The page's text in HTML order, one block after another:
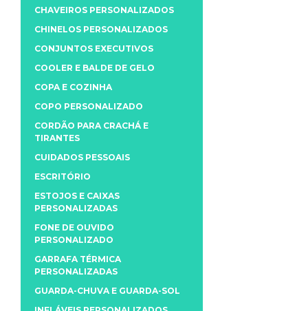
CHAVEIROS PERSONALIZADOS
CHINELOS PERSONALIZADOS
CONJUNTOS EXECUTIVOS
COOLER E BALDE DE GELO
COPA E COZINHA
COPO PERSONALIZADO
CORDÃO PARA CRACHÁ E
TIRANTES
CUIDADOS PESSOAIS
ESCRITÓRIO
ESTOJOS E CAIXAS
PERSONALIZADAS
FONE DE OUVIDO
PERSONALIZADO
GARRAFA TÉRMICA
PERSONALIZADAS
GUARDA-CHUVA E GUARDA-SOL